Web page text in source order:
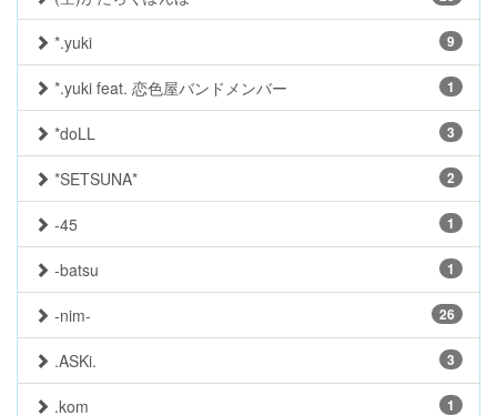
9
*.yuki
1
*.yuki feat. 恋色屋バンドメンバー
3
*doLL
2
*SETSUNA*
1
-45
1
-batsu
26
-nim-
3
.ASKi.
1
.kom